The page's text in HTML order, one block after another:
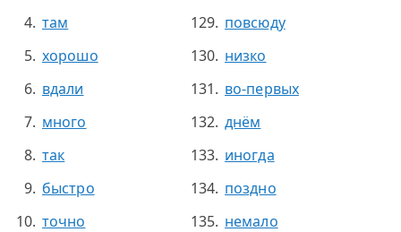
там
хорошо
вдали
много
так
быстро
точно
повсюду
низко
во-первых
днём
иногда
поздно
немало